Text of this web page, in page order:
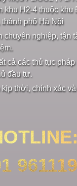
khu H2-4 thuộc khu
phố Hà Nội
chuyên nghiệp, tận
cả các thủ tục
đầu tư.
kịp thời, chính xác